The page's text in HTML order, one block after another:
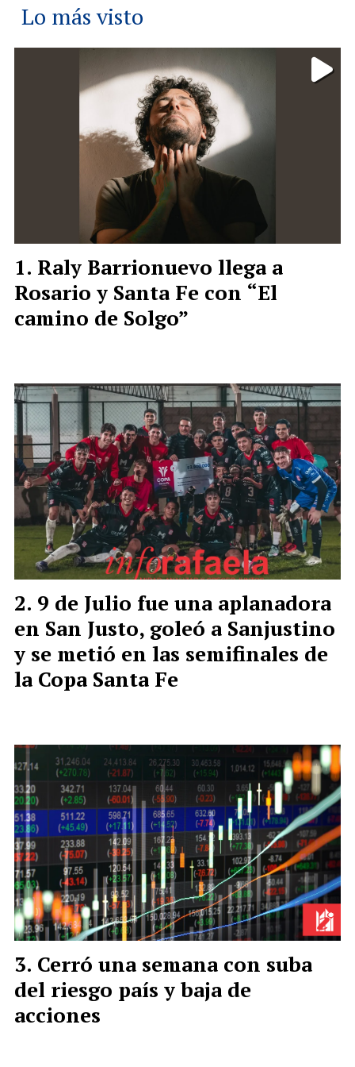
Lo más visto
Raly Barrionuevo llega a
Rosario y Santa Fe con “El
camino de Solgo”
9 de Julio fue una aplanadora
en San Justo, goleó a Sanjustino
y se metió en las semifinales de
la Copa Santa Fe
Cerró una semana con suba
del riesgo país y baja de
acciones